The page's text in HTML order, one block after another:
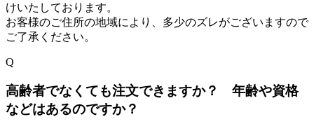
けいたしております。
お客様のご住所の地域により、多少のズレがございますので
ご了承ください。
Q
高齢者でなくても注文できますか？ 年齢や資格
などはあるのですか？